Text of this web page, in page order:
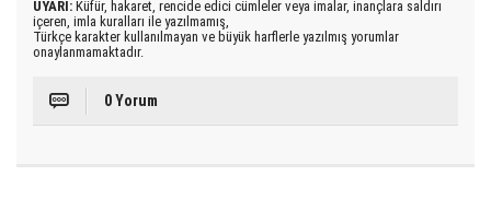
UYARI: Küfür, hakaret, rencide edici cümleler veya imalar, inançlara saldırı
içeren, imla kuralları ile yazılmamış,
Türkçe karakter kullanılmayan ve büyük harflerle yazılmış yorumlar
onaylanmamaktadır.
0 Yorum